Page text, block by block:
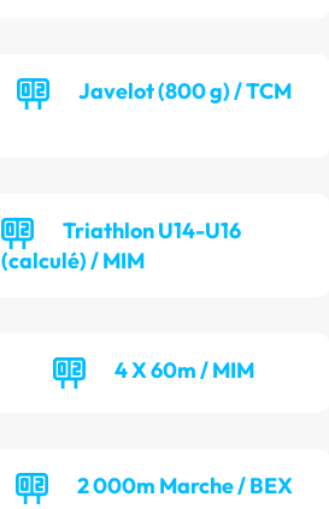
Javelot (800 g) / TCM
Triathlon U14-U16
(calculé) / MIM
4 X 60m / MIM
2 000m Marche / BEX